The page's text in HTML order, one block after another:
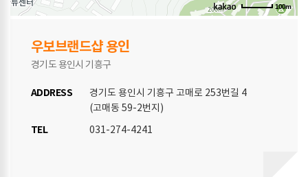
100m
우보브랜드샵 용인
경기도 용인시 기흥구
ADDRESS
경기도 용인시 기흥구 고매로 253번길 4
(고매동 59-2번지)
TEL 031-274-4241